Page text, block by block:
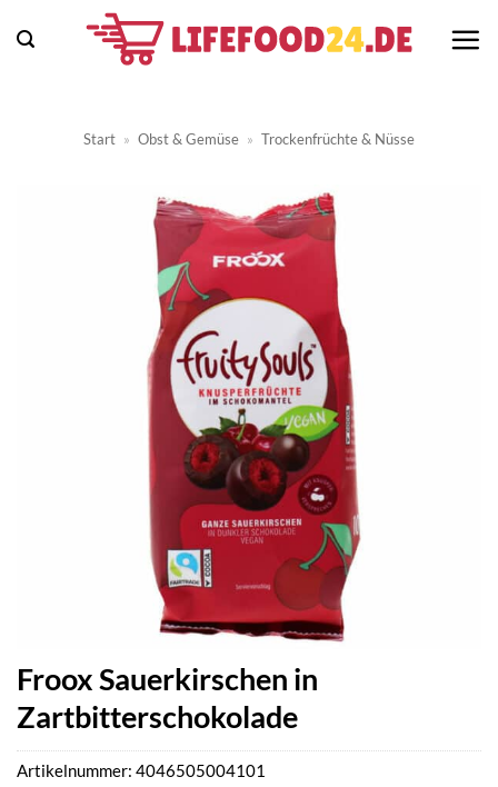
Inhalt
Start » Obst & Gemüse » Trockenfrüchte & Nüsse
Froox Sauerkirschen in
Zartbitterschokolade
Artikelnummer: 4046505004101